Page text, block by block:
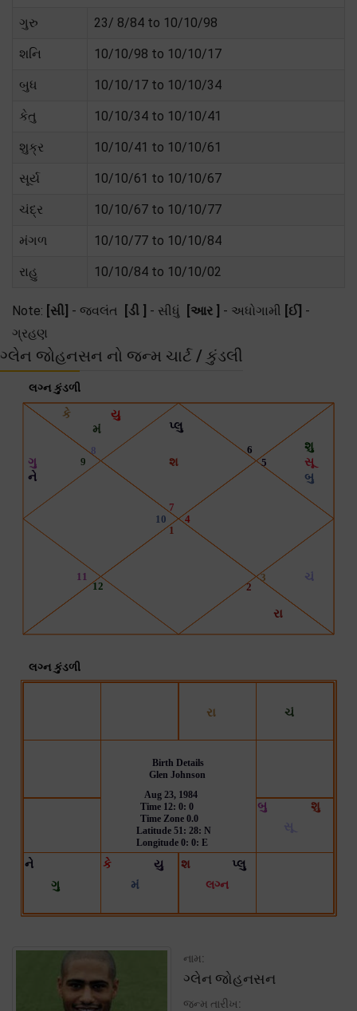
ગુરુ 23/ 8/84 to 10/10/98
શનિ 10/10/98 to 10/10/17
બુધ 10/10/17 to 10/10/34
કેતુ 10/10/34 to 10/10/41
શુક્ર 10/10/41 to 10/10/61
સૂર્ય 10/10/61 to 10/10/67
ચંદ્ર 10/10/67 to 10/10/77
મંગળ 10/10/77 to 10/10/84
રાહુ 10/10/84 to 10/10/02
Note: [સી] - જ્વલંત [ડી ] - સીધું [આર ] - અધોગામી [ઈ] -
ગ્રહણ
ગ્લેન જોહનસન નો જન્મ ચાર્ટ / કુંડલી
નામ:
ગ્લેન જોહનસન
જન્મ તારીખ: